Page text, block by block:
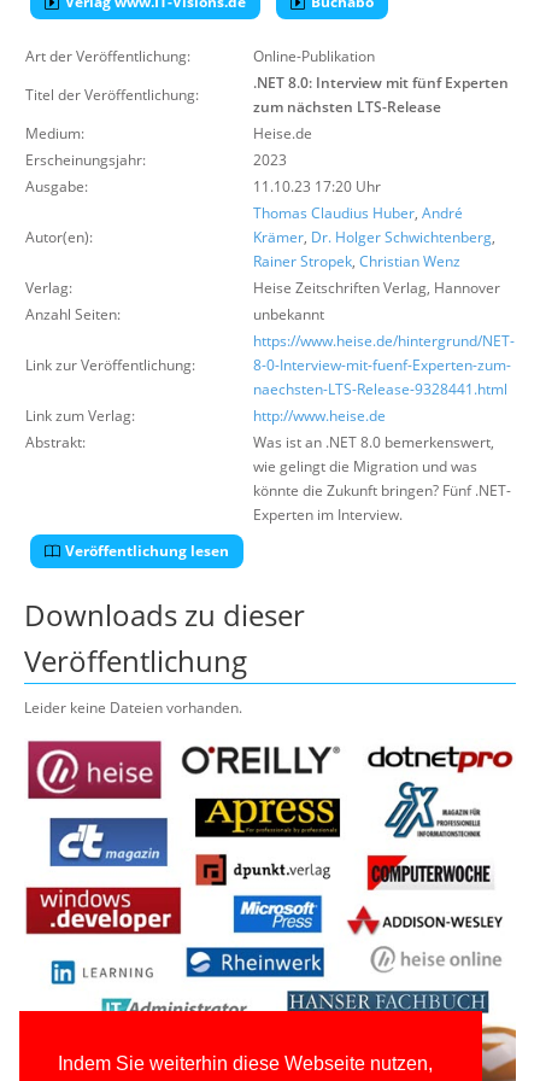
Indem Sie weiterhin diese Webseite nutzen,
Über uns
Suche
Art der Veröffentlichung:
Online-Publikation
Titel der Veröffentlichung:
.NET 8.0: Interview mit fünf Experten
zum nächsten LTS-Release
Medium:
Heise.de
Erscheinungsjahr:
2023
Ausgabe:
11.10.23 17:20 Uhr
Autor(en):
Thomas Claudius Huber, André
Krämer, Dr. Holger Schwichtenberg,
Rainer Stropek, Christian Wenz
Verlag:
Heise Zeitschriften Verlag, Hannover
Anzahl Seiten:
unbekannt
Link zur Veröffentlichung:
https://www.heise.de/hintergrund/NET-
8-0-Interview-mit-fuenf-Experten-zum-
naechsten-LTS-Release-9328441.html
Link zum Verlag:
http://www.heise.de
Abstrakt:
Was ist an .NET 8.0 bemerkenswert,
wie gelingt die Migration und was
könnte die Zukunft bringen? Fünf .NET-
Experten im Interview.
Veröffentlichung lesen
Downloads zu dieser
Veröffentlichung
Leider keine Dateien vorhanden.